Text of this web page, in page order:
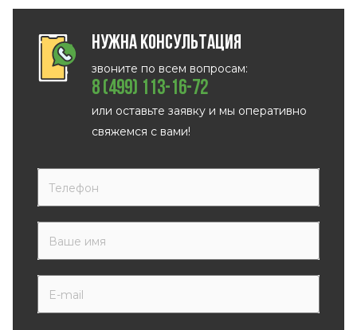
Нужна консультация
звоните по всем вопросам:
8 (499) 113-16-72
или оставьте заявку и мы оперативно
свяжемся с вами!